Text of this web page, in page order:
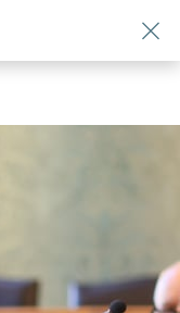
Dla mieszkańca